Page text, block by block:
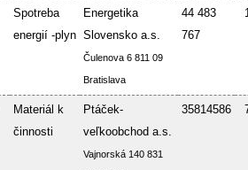
Spotreba
energií -plyn
Energetika
Slovensko a.s.
Čulenova 6 811 09
Bratislava
44 483
767
Materiál k
činnosti
Ptáček-
veľkoobchod a.s.
Vajnorská 140 831
35814586